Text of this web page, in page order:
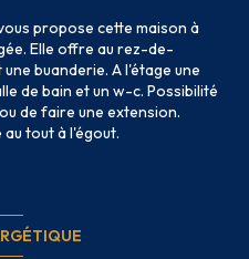
propose cette maison à
Elle offre au rez-de-
buanderie. A l'étage une
de bain et un w-c. Possibilité
de faire une extension.
au tout à l'égout.